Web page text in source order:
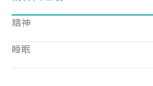
精神
睡眠